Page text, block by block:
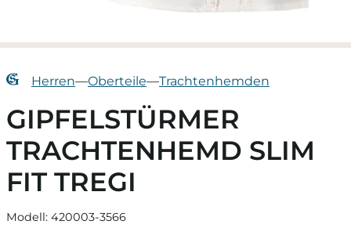
Herren—Oberteile—Trachtenhemden
GIPFELSTÜRMER
TRACHTENHEMD SLIM
FIT TREGI
Modell: 420003-3566